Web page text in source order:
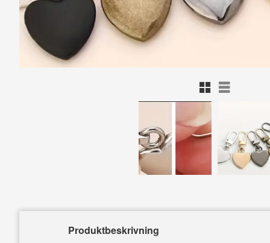
Rutnätsvy
Listvy
Produktbeskrivning